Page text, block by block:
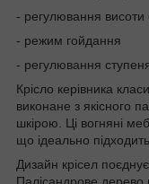
- регулювання висоти
- режим гойдання
- регулювання
Крісло керівника
виконане з якісного
шкірою. Ці вогняні
що ідеально
Дизайн крісел
Палісандрове дерево